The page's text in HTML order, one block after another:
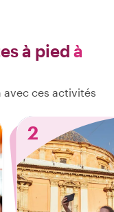
à pied à
avec ces activités
2